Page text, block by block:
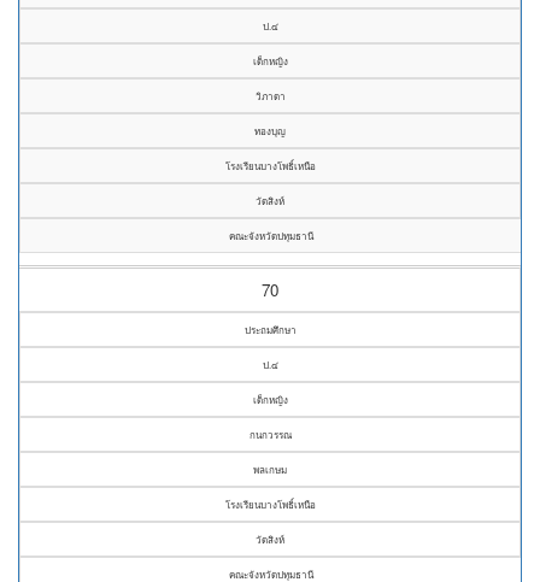
ป.๔
เด็กหญิง
วิภาดา
ทองบุญ
โรงเรียนบางโพธิ์เหนือ
วัดสิงห์
คณะจังหวัดปทุมธานี
70
ประถมศึกษา
ป.๔
เด็กหญิง
กนกวรรณ
พลเกษม
โรงเรียนบางโพธิ์เหนือ
วัดสิงห์
คณะจังหวัดปทุมธานี